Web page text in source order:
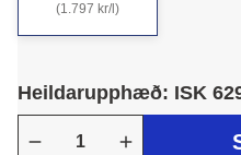
(1.797 kr/l)
Heildarupphæð: ISK